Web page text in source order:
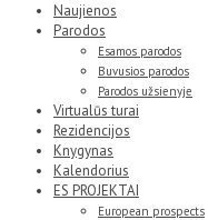
Naujienos
Parodos
Esamos parodos
Buvusios parodos
Parodos užsienyje
Virtualūs turai
Rezidencijos
Knygynas
Kalendorius
ES PROJEKTAI
European prospects